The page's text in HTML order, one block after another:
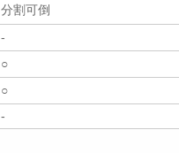
分割可倒
-
○
○
-